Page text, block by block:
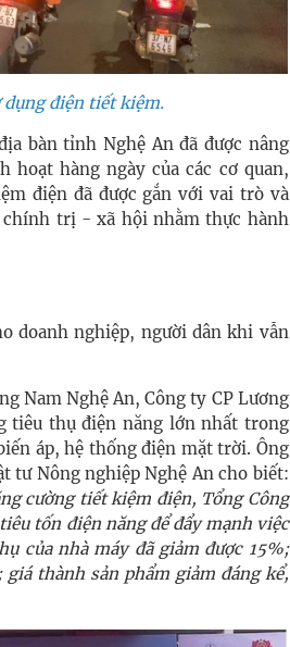
dụng điện tiết kiệm.
bàn tỉnh Nghệ An đã được nâng
hàng ngày của các cơ quan,
điện đã được gắn với vai trò và
chính trị - xã hội nhằm thực hành
doanh nghiệp, người dân khi vẫn
Nam Nghệ An, Công ty CP Lương
tiêu thụ điện năng lớn nhất trong
áp, hệ thống điện mặt trời. Ông
tư Nông nghiệp Nghệ An cho biết:
cường tiết kiệm điện, Tổng Công
tốn điện năng để đẩy mạnh việc
của nhà máy đã giảm được 15%;
thành sản phẩm giảm đáng kể,